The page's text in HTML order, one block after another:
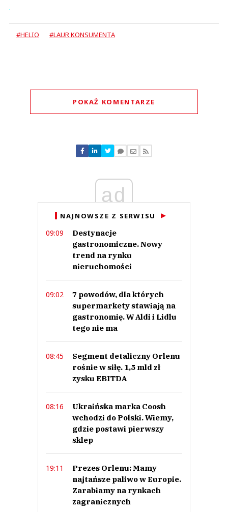
#HELIO #LAUR KONSUMENTA
POKAŻ KOMENTARZE
Nie znaleziono komentarzy
Zostaw swoje komentarze
Anuluj
ad
NAJNOWSZE Z SERWISU
09:09
Destynacje
gastronomiczne. Nowy
trend na rynku
nieruchomości
09:02
7 powodów, dla których
supermarkety stawiają na
gastronomię. W Aldi i Lidlu
tego nie ma
08:45
Segment detaliczny Orlenu
rośnie w siłę. 1,5 mld zł
zysku EBITDA
08:16
Ukraińska marka Coosh
wchodzi do Polski. Wiemy,
gdzie postawi pierwszy
sklep
19:11
Prezes Orlenu: Mamy
najtańsze paliwo w Europie.
Zarabiamy na rynkach
zagranicznych